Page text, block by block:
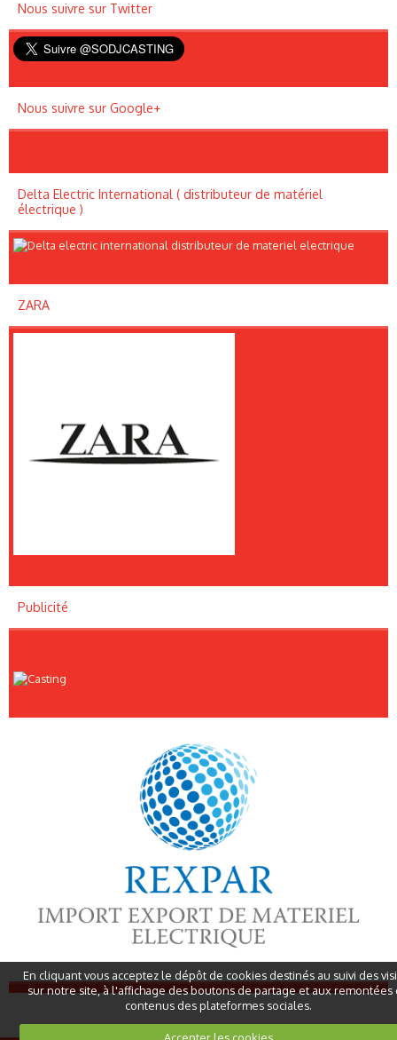
Nous suivre sur Twitter
Nous suivre sur Google+
Delta Electric International ( distributeur de matériel
électrique )
ZARA
Publicité
En cliquant vous acceptez le dépôt de cookies destinés au suivi des
sur notre site, à l'affichage des boutons de partage et aux remontées
contenus des plateformes sociales.